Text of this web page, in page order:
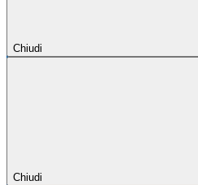
Chiudi
Chiudi